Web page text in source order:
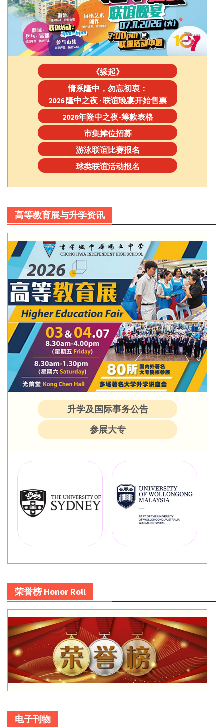
《缘起》
情系隆中，勿忘初衷：
2026 隆中之夜 · 联谊晚宴开始售票
2026年隆中之夜-筹款表格
市集摊位招募
游泳联谊比赛报名
球类联谊活动报名
高等教育展与升学资讯
升学及国际事务公告
参展大专
荣誉榜 Honor Roll
电子刊物